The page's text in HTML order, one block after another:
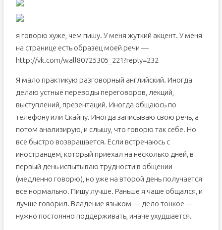
я говорю хуже, чем пишу. У меня жуткий акцент. У меня
на странице есть образец моей речи —
http://vk.com/wall80725305_221?reply=232
Я мало практикую разговорный английский. Иногда
делаю устные переводы переговоров, лекций,
выступлений, презентаций. Иногда общаюсь по
телефону или Скайпу. Иногда записываю свою речь, а
потом анализирую, и слышу, что говорю так себе. Но
всё быстро возвращается. Если встречаюсь с
иностранцем, который приехал на несколько дней, в
первый день испытываю трудности в общении
(медленно говорю), но уже на второй день получается
всё нормально. Пишу лучше. Раньше я чаше общался, и
лучше говорил. Владение языком — дело тонкое —
нужно постоянно поддерживать, иначе ухудшается.